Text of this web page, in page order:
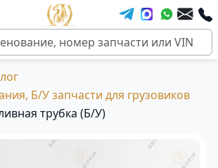
Б/У запчасти для грузовиков
трубка (Б/У)